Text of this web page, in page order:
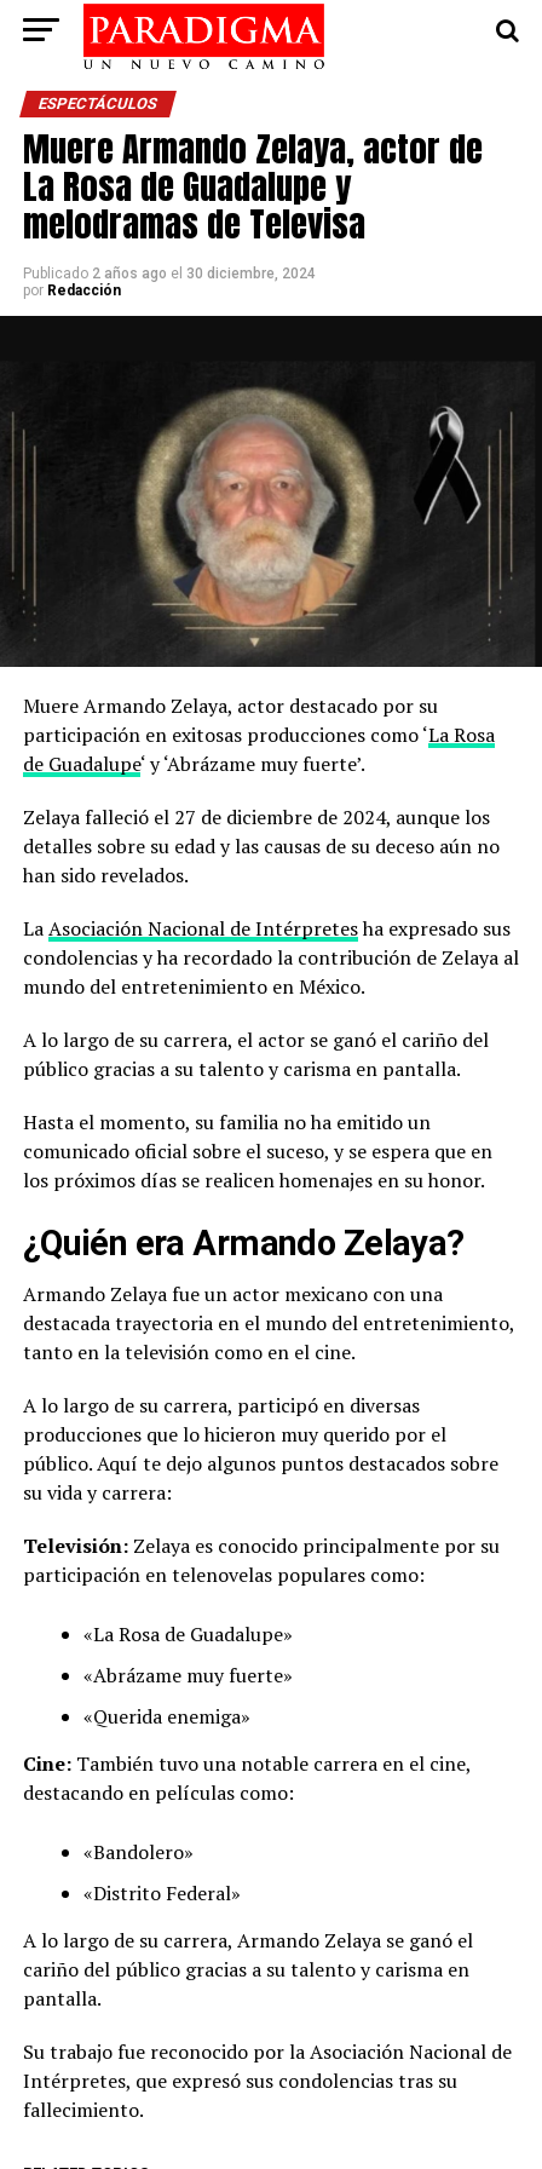
ESPECTÁCULOS
Muere Armando Zelaya, actor de
La Rosa de Guadalupe y
melodramas de Televisa
Publicado 2 años ago el 30 diciembre, 2024
por Redacción
Muere Armando Zelaya, actor destacado por su
participación en exitosas producciones como ‘La Rosa
de Guadalupe‘ y ‘Abrázame muy fuerte’.
Zelaya falleció el 27 de diciembre de 2024, aunque los
detalles sobre su edad y las causas de su deceso aún no
han sido revelados.
LaAsociación Nacional de Intérpretesha expresado sus
condolencias y ha recordado la contribución de Zelaya al
mundo del entretenimiento en México.
A lo largo de su carrera, el actor se ganó el cariño del
público gracias a su talento y carisma en pantalla.
Hasta el momento, su familia no ha emitido un
comunicado oficial sobre el suceso, y se espera que en
los próximos días se realicen homenajes en su honor.
¿Quién era Armando Zelaya?
Armando Zelaya fue un actor mexicano con una
destacada trayectoria en el mundo del entretenimiento,
tanto en la televisión como en el cine.
A lo largo de su carrera, participó en diversas
producciones que lo hicieron muy querido por el
público. Aquí te dejo algunos puntos destacados sobre
su vida y carrera:
Televisión: Zelaya es conocido principalmente por su
participación en telenovelas populares como:
«La Rosa de Guadalupe»
«Abrázame muy fuerte»
«Querida enemiga»
Cine:También tuvo una notable carrera en el cine,
destacando en películas como:
«Bandolero»
«Distrito Federal»
A lo largo de su carrera, Armando Zelaya se ganó el
cariño del público gracias a su talento y carisma en
pantalla.
Su trabajo fue reconocido por la Asociación Nacional de
Intérpretes, que expresó sus condolencias tras su
fallecimiento.